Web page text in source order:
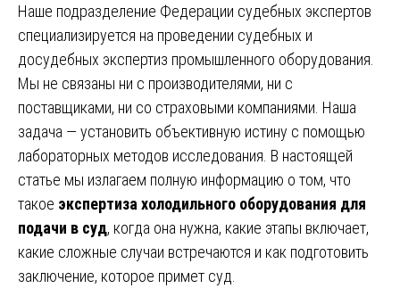
Наше подразделение Федерации судебных экспертов
специализируется на проведении судебных и
досудебных экспертиз промышленного оборудования.
Мы не связаны ни с производителями, ни с
поставщиками, ни со страховыми компаниями. Наша
задача — установить объективную истину с помощью
лабораторных методов исследования. В настоящей
статье мы излагаем полную информацию о том, что
такое экспертиза холодильного оборудования для
подачи в суд, когда она нужна, какие этапы включает,
какие сложные случаи встречаются и как подготовить
заключение, которое примет суд.